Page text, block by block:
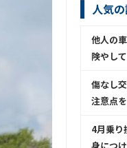
人気
他人の
険やし
傷なし
注意点
4月乗り